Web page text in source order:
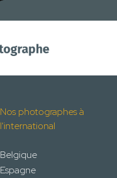
Nos photographes à
l'international
Belgique
Espagne